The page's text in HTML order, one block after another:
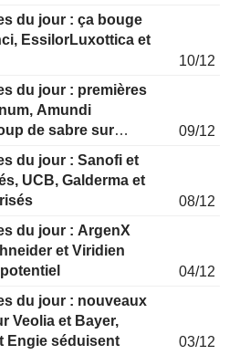
du jour : ça bouge
EssilorLuxottica et
10/12
du jour : premières
Amundi
de sabre sur
09/12
du jour : Sanofi et
UCB, Galderma et
08/12
du jour : ArgenX
et Viridien
04/12
du jour : nouveaux
Veolia et Bayer,
Engie séduisent
03/12